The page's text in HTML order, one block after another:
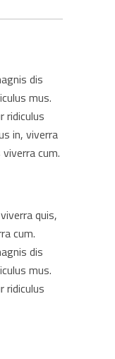
dis
mus.
ridiculus
in, viverra
cum.
quis,
cum.
dis
mus.
ridiculus